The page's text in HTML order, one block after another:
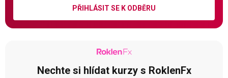
PŘIHLÁSIT SE K ODBĚRU
Nechte si hlídat kurzy s RoklenFx